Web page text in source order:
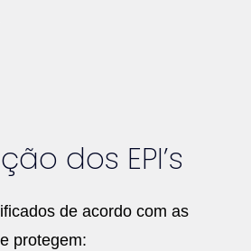
dos EPI’s
de acordo com as
protegem: